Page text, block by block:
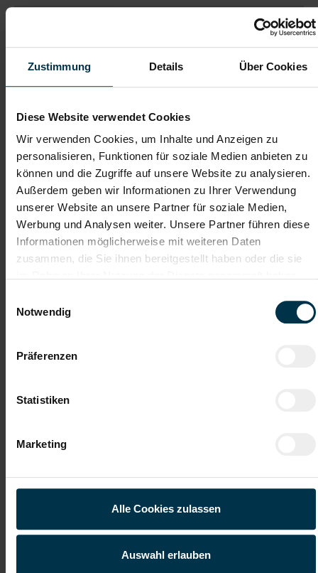
Zustimmung Details Über Cookies
Diese Website verwendet Cookies
Wir verwenden Cookies, um Inhalte und Anzeigen zu
personalisieren, Funktionen für soziale Medien anbieten zu
können und die Zugriffe auf unsere Website zu analysieren.
Außerdem geben wir Informationen zu Ihrer Verwendung
unserer Website an unsere Partner für soziale Medien,
Werbung und Analysen weiter. Unsere Partner führen diese
Informationen möglicherweise mit weiteren Daten
zusammen, die Sie ihnen bereitgestellt haben oder die sie
Notwendig
Präferenzen
Statistiken
Marketing
Alle Cookies zulassen
Auswahl erlauben
Telefon*
Lebenslauf
Bewerbungsschreiben
Empfehlungschreiben / Zeugnisse
Datei 4
und willige ein, dass meine personenbezogenen Daten im
Rahmen meiner Initiativbewerbung für die Dauer von drei
Jahren verarbeitet werden dürfen.*